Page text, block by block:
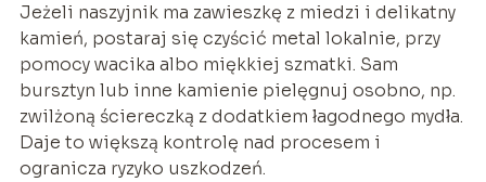
Jeżeli naszyjnik ma zawieszkę z miedzi i delikatny
kamień, postaraj się czyścić metal lokalnie, przy
pomocy wacika albo miękkiej szmatki. Sam
bursztyn lub inne kamienie pielęgnuj osobno, np.
zwilżoną ściereczką z dodatkiem łagodnego mydła.
Daje to większą kontrolę nad procesem i
ogranicza ryzyko uszkodzeń.